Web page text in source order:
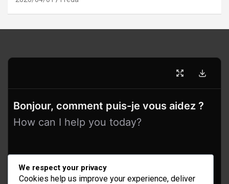
Bonjour, comment puis-je vous aidez ?
How can I help you today?
We respect your privacy
Cookies help us improve your experience, deliver